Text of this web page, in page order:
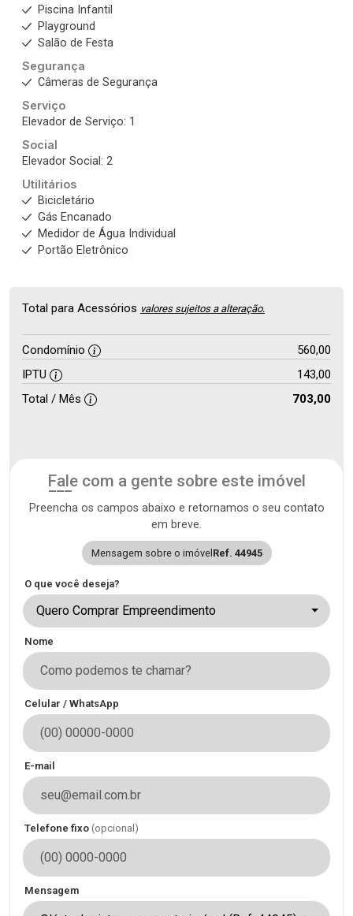
Piscina Infantil
Playground
Salão de Festa
Segurança
Câmeras de Segurança
Serviço
Elevador de Serviço: 1
Social
Elevador Social: 2
Utilitários
Bicicletário
Gás Encanado
Medidor de Água Individual
Portão Eletrônico
Total para Acessórios valores sujeitos a alteração.
Condomínio
560,00
IPTU
143,00
Total / Mês
703,00
Fale com a gente sobre este imóvel
Preencha os campos abaixo e retornamos o seu contato
em breve.
Mensagem sobre o imóvel Ref. 44945
O que você deseja?
Quero Comprar Empreendimento
Nome
Celular / WhatsApp
E-mail
Telefone fixo (opcional)
Mensagem